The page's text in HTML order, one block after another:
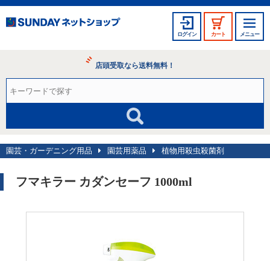
ログイン カート メニュー
店頭受取なら送料無料！
園芸・ガーデニング用品 園芸用薬品 植物用殺虫殺菌剤
フマキラー カダンセーフ 1000ml